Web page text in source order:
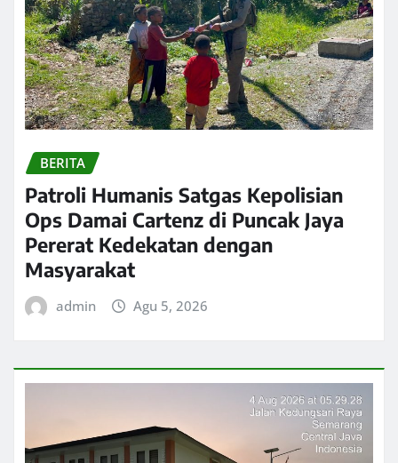
BERITA
Patroli Humanis Satgas Kepolisian
Ops Damai Cartenz di Puncak Jaya
Pererat Kedekatan dengan
Masyarakat
admin Agu 5, 2026